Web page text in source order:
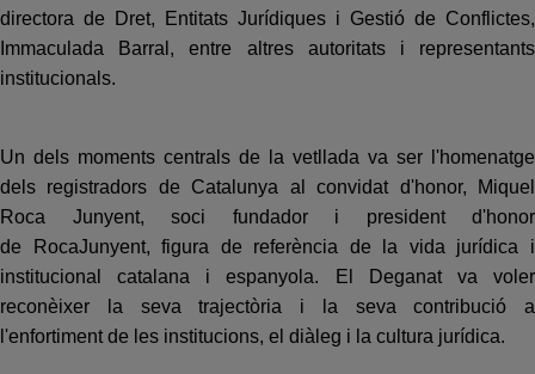
directora de Dret, Entitats Jurídiques i Gestió de Conflictes,
Immaculada Barral, entre altres autoritats i representants
institucionals.
Un dels moments centrals de la vetllada va ser l'homenatge
dels registradors de Catalunya al convidat d'honor, Miquel
Roca Junyent, soci fundador i president d'honor
de RocaJunyent, figura de referència de la vida jurídica i
institucional catalana i espanyola. El Deganat va voler
reconèixer la seva trajectòria i la seva contribució a
l'enfortiment de les institucions, el diàleg i la cultura jurídica.